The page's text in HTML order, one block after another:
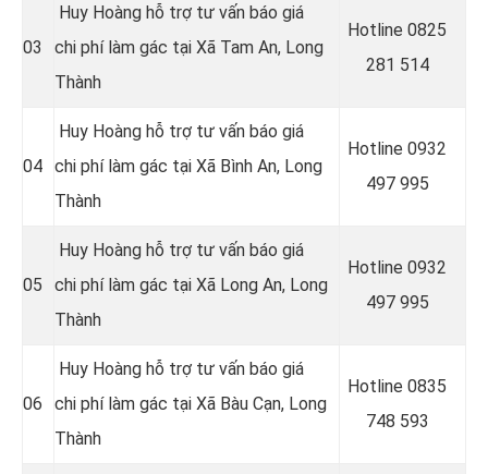
03
Huy Hoàng hỗ trợ tư vấn báo giá
chi phí làm gác tại Xã Tam An, Long
Thành
Hotline 0825
281 514
04
Huy Hoàng hỗ trợ tư vấn báo giá
chi phí làm gác tại Xã Bình An, Long
Thành
Hotline 0932
497 995
05
Huy Hoàng hỗ trợ tư vấn báo giá
chi phí làm gác tại Xã Long An, Long
Thành
Hotline 0932
497 995
06
Huy Hoàng hỗ trợ tư vấn báo giá
chi phí làm gác tại Xã Bàu Cạn, Long
Thành
Hotline 0835
748 593